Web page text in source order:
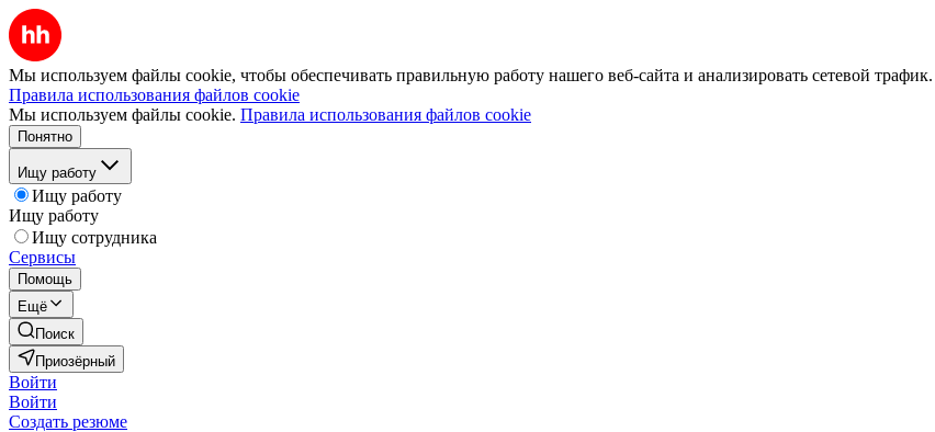
Мы используем файлы cookie, чтобы обеспечивать правильную работу нашего веб-сайта и анализировать сетевой трафик.
Правила использования файлов cookie
Мы используем файлы cookie. Правила использования файлов cookie
Понятно
Ищу работу
Ищу работу
Ищу работу
Ищу сотрудника
Сервисы
Помощь
Ещё
Поиск
Приозёрный
Войти
Войти
Создать резюме